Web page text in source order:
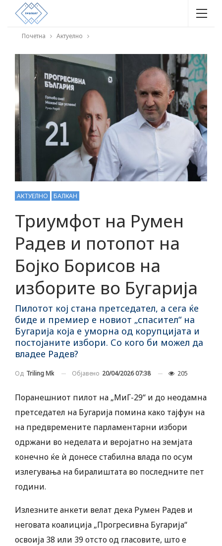
Почетна Актуелно
АКТУЕЛНО БАЛКАН
Триумфот на Румен
Радев и потопот на
Бојко Борисов на
изборите во Бугарија
Пилотот кој стана претседател, а сега ќе
биде и премиер е новиот „спасител“ на
Бугарија која е уморна од корупцијата и
постојаните избори. Со кого би можел да
владее Радев?
Од Triling Mk Објавено 20/04/2026 07:38 205
Поранешниот пилот на „МиГ-29“ и до неодамна
претседател на Бугарија помина како тајфун на
на предвремените парламентарни избори
одржани во неделата и веројатно на земјата
конечно ќе ѝ донесе стабилна влада по осум
излегувања на биралиштата во последните пет
години.
Излезните анкети велат дека Румен Радев и
неговата коалиција „Прогресивна Бугарија“
освоија 38 или 39 отсто од гласовите, што е